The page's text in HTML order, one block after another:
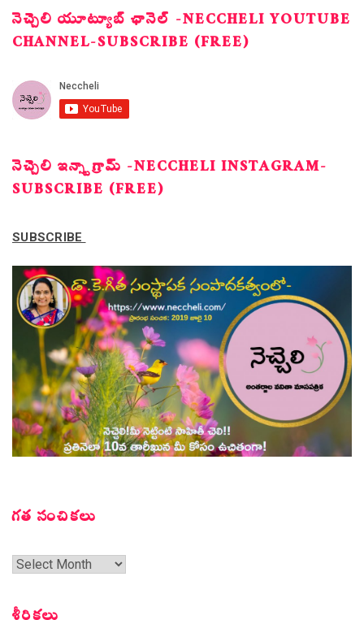
నెచ్చెలి యూట్యూబ్ ఛానెల్ -NECCHELI YOUTUBE
CHANNEL-SUBSCRIBE (FREE)
నెచ్చెలి ఇన్స్టాగ్రామ్ -NECCHELI INSTAGRAM-
SUBSCRIBE (FREE)
SUBSCRIBE
గత సంచికలు
గత